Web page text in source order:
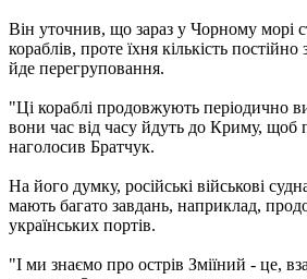
Він уточнив, що зараз у Чорному морі
кораблів, проте їхня кількість
йде перегруповання.
"Ці кораблі продовжують періодично
вони час від часу йдуть до Криму, щоб
наголосив Братчук.
На його думку, російські військові
мають багато завдань, наприклад,
українських портів.
"І ми знаємо про острів Зміїний - це,